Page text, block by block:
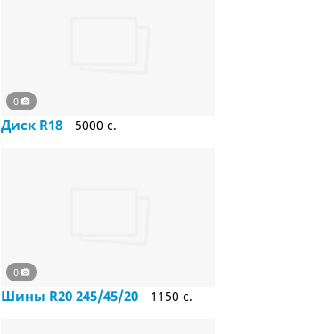
0
Диск R18 5000 c.
0
Шины R20 245/45/20 1150 c.